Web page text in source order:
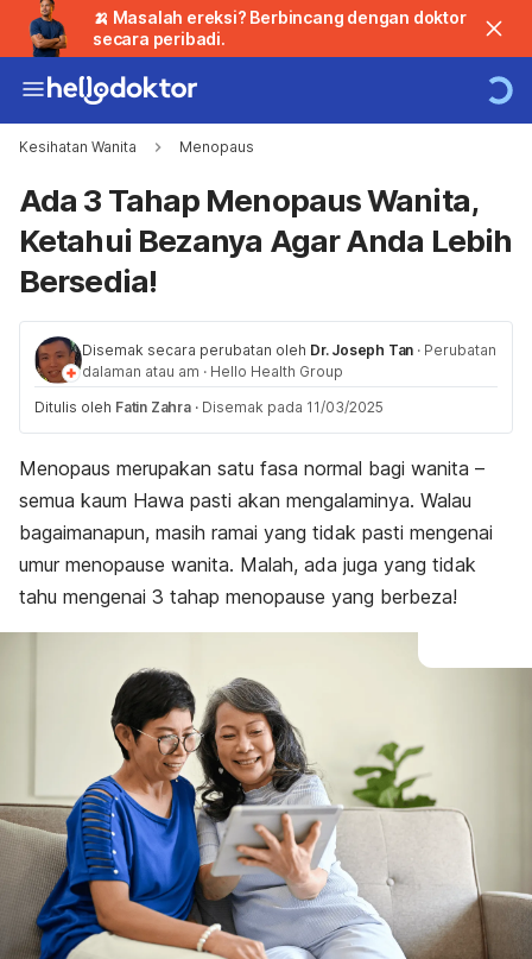
🍌 Masalah ereksi? Berbincang dengan doktor
secara peribadi.
Kesihatan Wanita Menopaus
Ada 3 Tahap Menopaus Wanita,
Ketahui Bezanya Agar Anda Lebih
Bersedia!
Disemak secara perubatan oleh Dr. Joseph Tan · Perubatan
dalaman atau am · Hello Health Group
Ditulis oleh Fatin Zahra · Disemak pada 11/03/2025
Menopaus merupakan satu fasa normal bagi wanita –
semua kaum Hawa pasti akan mengalaminya. Walau
bagaimanapun, masih ramai yang tidak pasti mengenai
umur menopause wanita. Malah, ada juga yang tidak
tahu mengenai 3 tahap menopause yang berbeza!